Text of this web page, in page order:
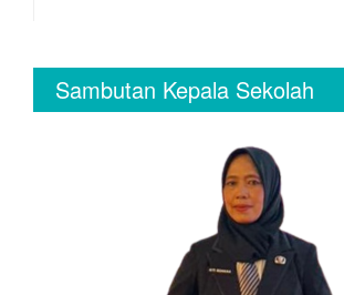
Sambutan Kepala Sekolah